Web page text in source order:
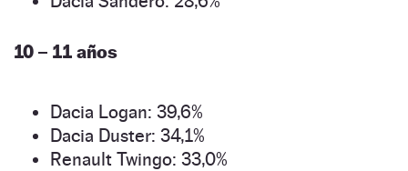
10 – 11 años
Dacia Logan: 39,6%
Dacia Duster: 34,1%
Renault Twingo: 33,0%